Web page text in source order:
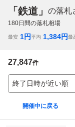
「鉄道」 の落札
180日間の落札相場
最安 1円平均 1,384円最
27,847件
終了日時が近い順
開催中に戻る